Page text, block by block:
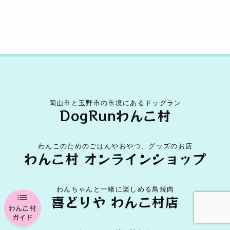
わんこ村
ガイド
岡山市と玉野市の市境にあるドッグラン
DogRunわんこ村
わんこのためのごはんやおやつ、グッズのお店
わんこ村 オンラインショップ
わんちゃんと一緒に楽しめる鳥焼肉
喜どりや わんこ村店